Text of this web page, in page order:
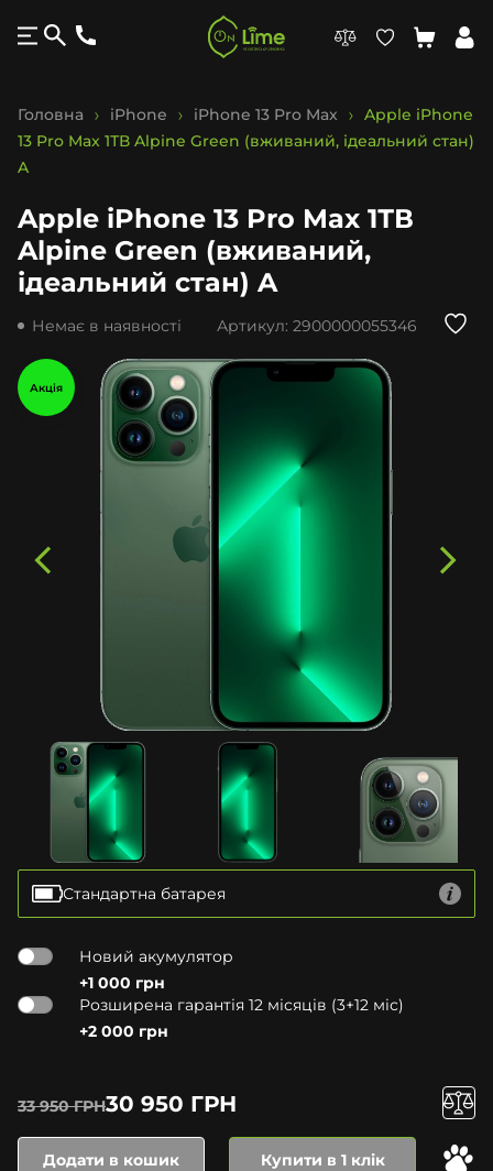
Головна iPhone iPhone 13 Pro Max
Apple iPhone
13 Pro Max 1ТВ Alpine Green (вживаний, ідеальний стан)
A
Apple iPhone 13 Pro Max 1ТВ
Alpine Green (вживаний,
ідеальний стан) A
Немає в наявності Артикул: 2900000055346
Акція
Стандартна батарея
Новий акумулятор
+1 000 грн
Розширена гарантія 12 місяців (3+12 міс)
+2 000 грн
33 950 ГРН30 950 ГРН
Додати в кошик Купити в 1 клік